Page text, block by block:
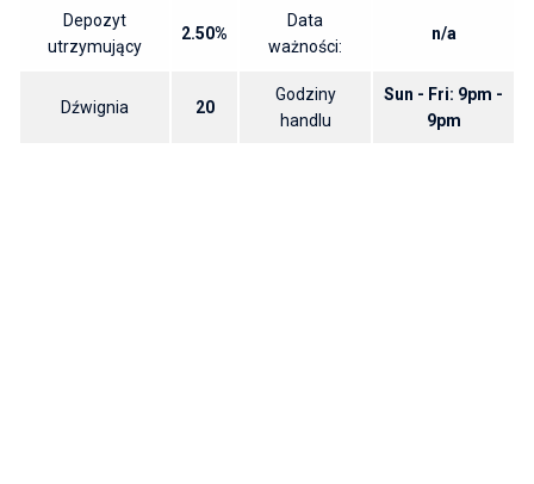
Depozyt
utrzymujący
2.50%
Data
ważności:
n/a
Dźwignia 20
Godziny
handlu
Sun - Fri: 9pm -
9pm